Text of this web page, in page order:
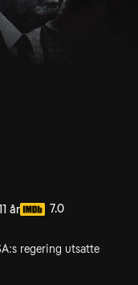
år 7.0
regering utsatte